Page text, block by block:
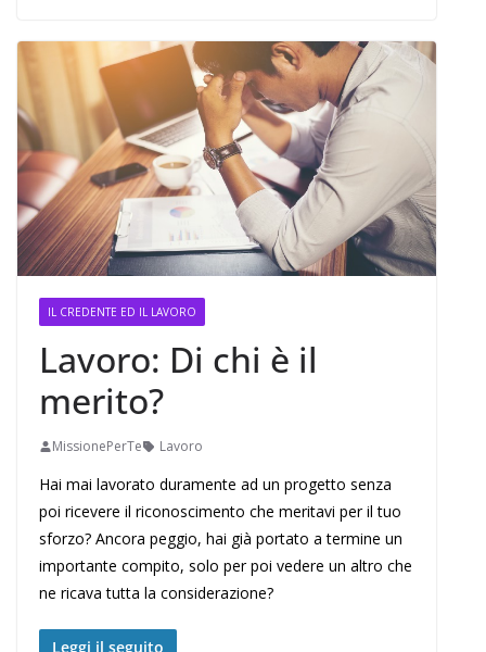
IL CREDENTE ED IL LAVORO
Lavoro: Di chi è il
merito?
MissionePerTe Lavoro
Hai mai lavorato duramente ad un progetto senza
poi ricevere il riconoscimento che meritavi per il tuo
sforzo? Ancora peggio, hai già portato a termine un
importante compito, solo per poi vedere un altro che
ne ricava tutta la considerazione?
Leggi il seguito